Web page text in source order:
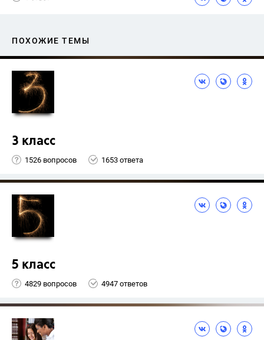
ПОХОЖИЕ ТЕМЫ
3 класс
1526 вопросов 1653 ответа
5 класс
4829 вопросов 4947 ответов